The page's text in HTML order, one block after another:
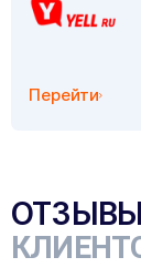
Перейти
ОТЗЫВЫ